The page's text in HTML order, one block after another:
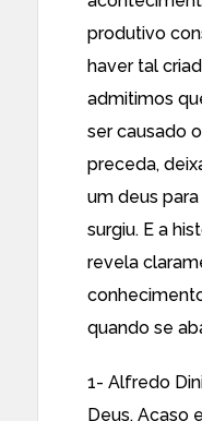
produtivo
haver tal
admitimos
ser causado
preceda,
um deus
surgiu. E a
revela
quando se
1- Alfredo
Deus, Acaso